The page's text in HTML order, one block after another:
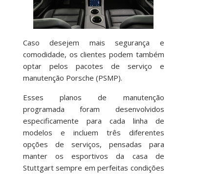
Caso desejem mais segurança e
comodidade, os clientes podem também
optar pelos pacotes de serviço e
manutenção Porsche (PSMP).
Esses planos de manutenção
programada foram desenvolvidos
especificamente para cada linha de
modelos e incluem três diferentes
opções de serviços, pensadas para
manter os esportivos da casa de
Stuttgart sempre em perfeitas condições